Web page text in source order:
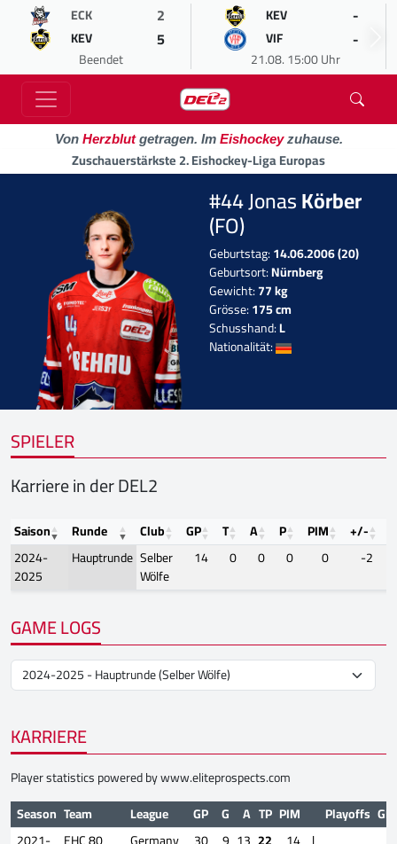
ECK 2
KEV 5
Beendet
KEV -
VIF -
21.08. 15:00 Uhr
Von Herzblutgetragen. Im Eishockeyzuhause.
Zuschauerstärkste 2. Eishockey-Liga Europas
#44 JonasKörber
(FO)
Geburtstag:14.06.2006 (20)
Geburtsort:Nürnberg
Gewicht:77 kg
Grösse:175 cm
Schusshand:L
Nationalität:
SPIELER
Karriere in der DEL2
Saison Runde Club GP T A P PIM +/-
2024-
2025
Hauptrunde Selber
Wölfe
14 0 0 0 0 -2
GAME LOGS
KARRIERE
Player statistics powered bywww.eliteprospects.com
Season Team League GP G A TP PIM Playoffs GP